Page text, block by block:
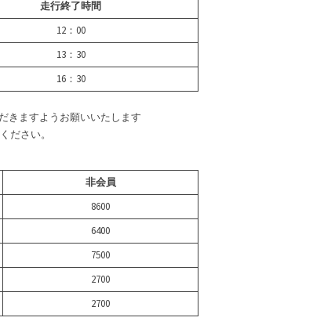
走行終了時間
12：00
13：30
16：30
きますようお願いいたします
ださい。
非会員
8600
6400
7500
2700
2700